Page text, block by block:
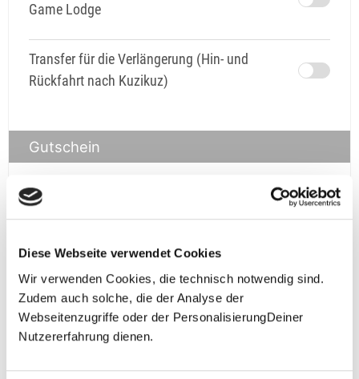
Diese Webseite verwendet Cookies
Wir verwenden Cookies, die technisch notwendig sind.
Zudem auch solche, die der Analyse der
Webseitenzugriffe oder der PersonalisierungDeiner
Nutzererfahrung dienen.
Game Lodge
Transfer für die Verlängerung (Hin- und
Rückfahrt nach Kuzikuz)
Gutschein
Gutschein
**Halbes Doppelzimmer: Zwei gleichgeschlechtliche